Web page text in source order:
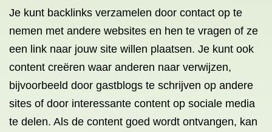
Je kunt backlinks verzamelen door contact op te
nemen met andere websites en hen te vragen of ze
een link naar jouw site willen plaatsen. Je kunt ook
content creëren waar anderen naar verwijzen,
bijvoorbeeld door gastblogs te schrijven op andere
sites of door interessante content op sociale media
te delen. Als de content goed wordt ontvangen, kan